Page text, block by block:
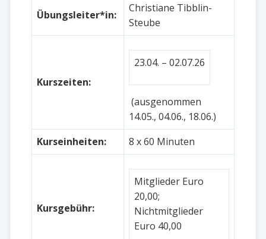
Übungsleiter*in:
Christiane Tibblin-
Steube
Kurszeiten:
23.04. – 02.07.26
(ausgenommen
14.05., 04.06., 18.06.)
Kurseinheiten:
8 x 60 Minuten
Kursgebühr:
Mitglieder Euro
20,00;
Nichtmitglieder
Euro 40,00